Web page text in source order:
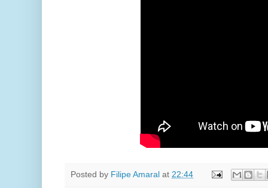
Posted by Filipe Amaral at 22:44